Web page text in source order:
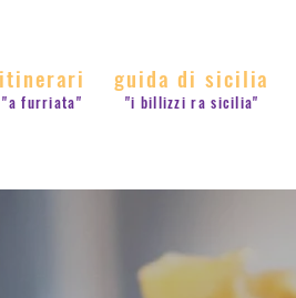
itinerari
"a furriata"
guida di sicilia
"i billizzi ra sicilia"